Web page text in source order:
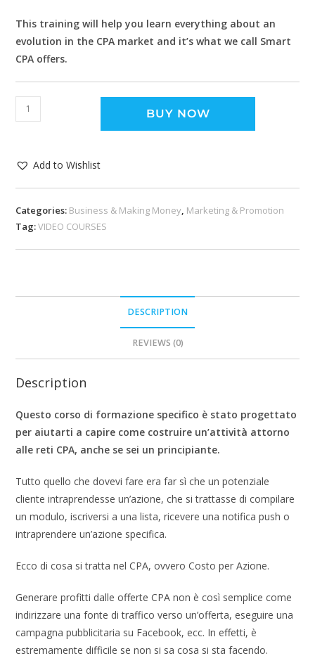
This training will help you learn everything about an
evolution in the CPA market and it’s what we call Smart
CPA offers.
BUY NOW
Add to Wishlist
Categories: Business & Making Money, Marketing & Promotion
Tag:VIDEO COURSES
DESCRIPTION
REVIEWS (0)
Description
Questo corso di formazione specifico è stato progettato
per aiutarti a capire come costruire un’attività attorno
alle reti CPA, anche se sei un principiante.
Tutto quello che dovevi fare era far sì che un potenziale
cliente intraprendesse un’azione, che si trattasse di compilare
un modulo, iscriversi a una lista, ricevere una notifica push o
intraprendere un’azione specifica.
Ecco di cosa si tratta nel CPA, ovvero Costo per Azione.
Generare profitti dalle offerte CPA non è così semplice come
indirizzare una fonte di traffico verso un’offerta, eseguire una
campagna pubblicitaria su Facebook, ecc. In effetti, è
estremamente difficile se non si sa cosa si sta facendo.